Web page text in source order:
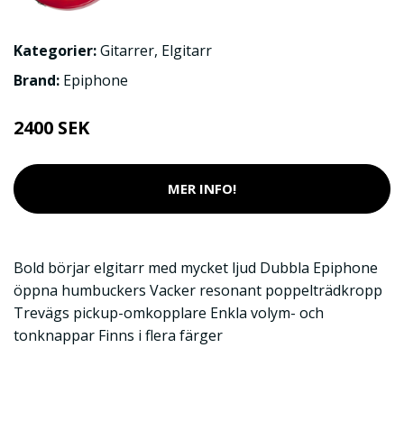
Kategorier:Gitarrer, Elgitarr
Brand: Epiphone
2400 SEK
MER INFO!
Bold börjar elgitarr med mycket ljud Dubbla Epiphone
öppna humbuckers Vacker resonant poppelträdkropp
Trevägs pickup-omkopplare Enkla volym- och
tonknappar Finns i flera färger